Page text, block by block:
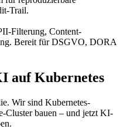
Trail.
Filterung, Content-
Bereit für DSGVO, DORA
auf Kubernetes
Wir sind Kubernetes-
Cluster bauen – und jetzt KI-